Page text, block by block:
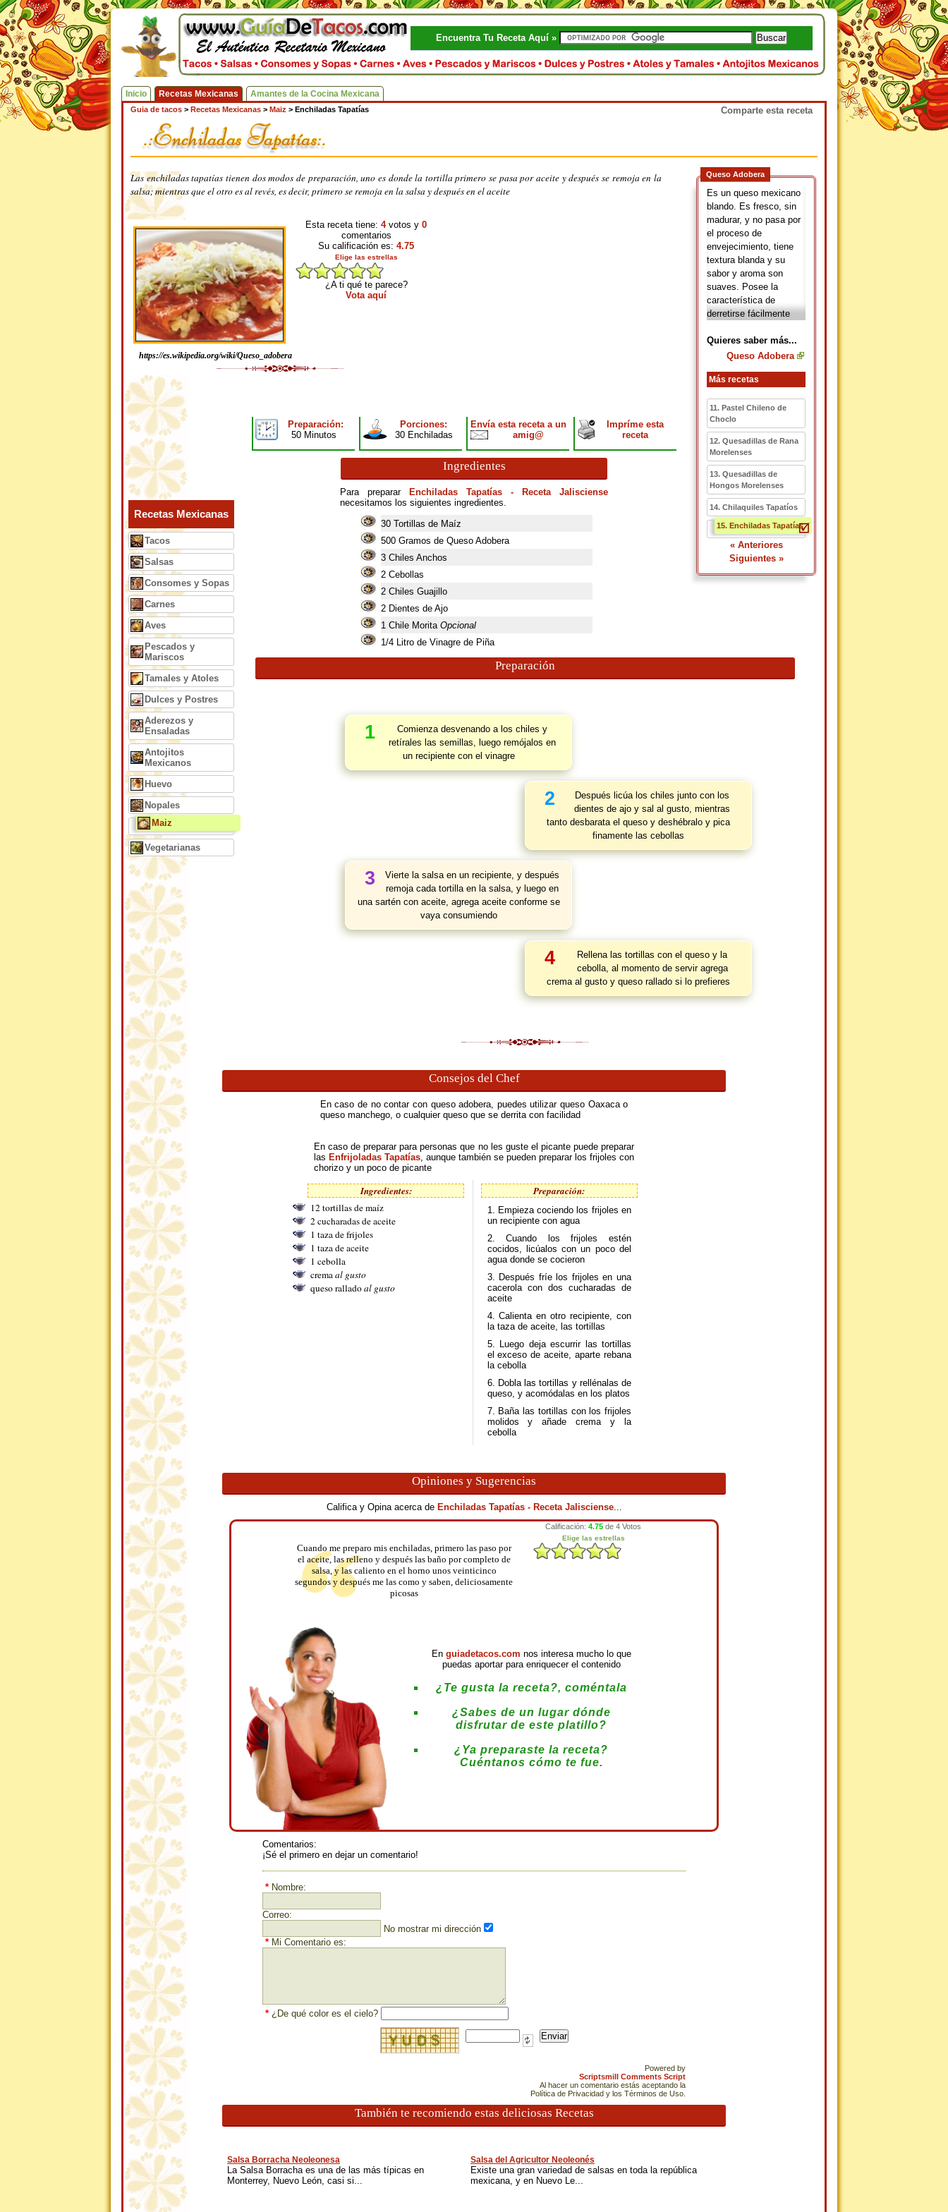
Encuentra Tu Receta Aquí »
Inicio Recetas Mexicanas Amantes de la Cocina Mexicana
Guia de tacos > Recetas Mexicanas > Maiz > Enchiladas Tapatías
Las enchiladas tapatías tienen dos modos de preparación, uno es donde la tortilla primero se pasa por aceite y después se remoja en la
salsa; mientras que el otro es al revés, es decir, primero se remoja en la salsa y después en el aceite
https://es.wikipedia.org/wiki/Queso_adobera
Esta receta tiene: 4votos y 0
comentarios
Su calificación es: 4.75
Elige las estrellas
¿A ti qué te parece?
Vota aquí
Queso Adobera
Es un queso mexicano
blando. Es fresco, sin
madurar, y no pasa por
el proceso de
envejecimiento, tiene
textura blanda y su
sabor y aroma son
suaves. Posee la
característica de
derretirse fácilmente
Quieres saber más...
Queso Adobera
Más recetas
11. Pastel Chileno de
Choclo
12. Quesadillas de Rana
Morelenses
13. Quesadillas de
Hongos Morelenses
14. Chilaquiles Tapatíos
15. Enchiladas Tapatías
« Anteriores
Siguientes »
Preparación:
50 Minutos
Porciones:
30 Enchiladas
Envía esta receta a un
amig@
Impríme esta
receta
Ingredientes
Para preparar
Enchiladas Tapatías - Receta Jalisciense
necesitamos los siguientes ingredientes.
30 Tortillas de Maíz
500 Gramos de Queso Adobera
3 Chiles Anchos
2 Cebollas
2 Chiles Guajillo
2 Dientes de Ajo
1 Chile Morita Opcional
1/4 Litro de Vinagre de Piña
Preparación
1
Comienza desvenando a los chiles y
retírales las semillas, luego remójalos en
un recipiente con el vinagre
2
Después licúa los chiles junto con los
dientes de ajo y sal al gusto, mientras
tanto desbarata el queso y deshébralo y pica
finamente las cebollas
3
Vierte la salsa en un recipiente, y después
remoja cada tortilla en la salsa, y luego en
una sartén con aceite, agrega aceite conforme se
vaya consumiendo
4
Rellena las tortillas con el queso y la
cebolla, al momento de servir agrega
crema al gusto y queso rallado si lo prefieres
Recetas Mexicanas
Tacos
Salsas
Consomes y Sopas
Carnes
Aves
Pescados y
Mariscos
Tamales y Atoles
Dulces y Postres
Aderezos y
Ensaladas
Antojitos
Mexicanos
Huevo
Nopales
Maiz
Vegetarianas
Consejos del Chef
En caso de no contar con queso adobera, puedes utilizar queso Oaxaca o
queso manchego, o cualquier queso que se derrita con facilidad
En caso de preparar para personas que no les guste el picante puede preparar
las Enfrijoladas Tapatías, aunque también se pueden preparar los frijoles con
chorizo y un poco de picante
Ingredientes:
12 tortillas de maíz
2 cucharadas de aceite
1 taza de frijoles
1 taza de aceite
1 cebolla
cremaal gusto
queso ralladoal gusto
Preparación:
1. Empieza cociendo los frijoles en
un recipiente con agua
2. Cuando los frijoles estén
cocidos, licúalos con un poco del
agua donde se cocieron
3. Después fríe los frijoles en una
cacerola con dos cucharadas de
aceite
4. Calienta en otro recipiente, con
la taza de aceite, las tortillas
5. Luego deja escurrir las tortillas
el exceso de aceite, aparte rebana
la cebolla
6. Dobla las tortillas y rellénalas de
queso, y acomódalas en los platos
7. Baña las tortillas con los frijoles
molidos y añade crema y la
cebolla
Opiniones y Sugerencias
Califica y Opina acerca de Enchiladas Tapatías - Receta Jalisciense...
Cuando me preparo mis enchiladas, primero las paso por
el aceite, las relleno y después las baño por completo de
salsa, y las caliento en el horno unos veinticinco
segundos y después me las como y saben, deliciosamente
picosas
En guiadetacos.com nos interesa mucho lo que
puedas aportar para enriquecer el contenido
¿Te gusta la receta?, coméntala
¿Sabes de un lugar dónde
disfrutar de este platillo?
¿Ya preparaste la receta?
Cuéntanos cómo te fue.
Comentarios:
¡Sé el primero en dejar un comentario!
* Nombre:
Correo:
No mostrar mi dirección
* Mi Comentario es:
* ¿De qué color es el cielo?
Powered by
Scriptsmill Comments Script
Al hacer un comentario estás aceptando la
Política de Privacidad y los Términos de Uso.
También te recomiendo estas deliciosas Recetas
Salsa Borracha Neoleonesa
La Salsa Borracha es una de las más típicas en
Monterrey, Nuevo León, casi si...
Salsa del Agricultor Neoleonés
Existe una gran variedad de salsas en toda la república
mexicana, y en Nuevo Le...
Comparte esta receta